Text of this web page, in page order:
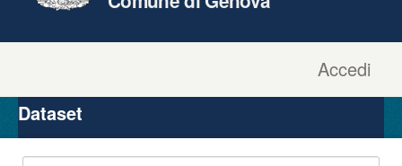
Accedi
Organizzazioni
Gruppi
Dataset